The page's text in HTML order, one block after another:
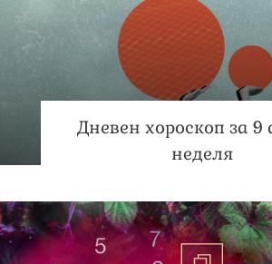
Дневен хороскоп за 9
неделя